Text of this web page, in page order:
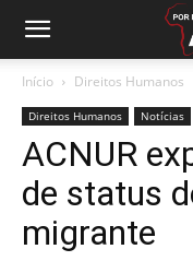
Início Direitos Humanos
Direitos Humanos Notícias
ACNUR
de status
migrante